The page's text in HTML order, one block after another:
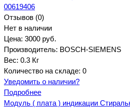
Отзывов (0)
Нет в наличии
Цена: 3000 руб.
Производитель: BOSCH-SIEMENS
Вес: 0.3 Кг
Количество на складе: 0
Уведомить о наличии?
Подробнее
Модуль ( плата ) индикации